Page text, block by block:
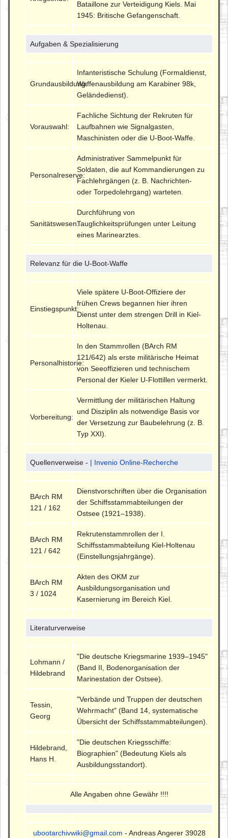
Bataillone zur Verteidigung Kiels. Mai
1945: Britische Gefangenschaft.
Aufgaben & Spezialisierung
Grundausbildung:
Infanteristische Schulung (Formaldienst,
Waffenausbildung am Karabiner 98k,
Geländedienst).
Vorauswahl:
Fachliche Sichtung der Rekruten für
Laufbahnen wie Signalgasten,
Maschinisten oder die U-Boot-Waffe.
Personalreserve:
Administrativer Sammelpunkt für
Soldaten, die auf Kommandierungen zu
Fachlehrgängen (z. B. Nachrichten-
oder Torpedolehrgang) warteten.
Sanitätswesen:
Durchführung von
Tauglichkeitsprüfungen unter Leitung
eines Marinearztes.
Relevanz für die U-Boot-Waffe
Einstiegspunkt:
Viele spätere U-Boot-Offiziere der
frühen Crews begannen hier ihren
Dienst unter dem strengen Drill in Kiel-
Holtenau.
Personalhistorie:
In den Stammrollen (BArch RM
121/642) als erste militärische Heimat
von Seeoffizieren und technischem
Personal der Kieler U-Flottillen vermerkt.
Vorbereitung:
Vermittlung der militärischen Haltung
und Disziplin als notwendige Basis vor
der Versetzung zur Baubelehrung (z. B.
Typ XXI).
Quellenverweise - | Invenio Online-Recherche
BArch RM
121 / 162
Dienstvorschriften über die Organisation
der Schiffsstammabteilungen der
Ostsee (1921–1938).
BArch RM
121 / 642
Rekrutenstammrollen der I.
Schiffsstammabteilung Kiel-Holtenau
(Einstellungsjahrgänge).
BArch RM
3 / 1024
Akten des OKM zur
Ausbildungsorganisation und
Kasernierung im Bereich Kiel.
Literaturverweise
Lohmann /
Hildebrand
"Die deutsche Kriegsmarine 1939–1945"
(Band II, Bodenorganisation der
Marinestation der Ostsee).
Tessin,
Georg
"Verbände und Truppen der deutschen
Wehrmacht" (Band 14, systematische
Übersicht der Schiffsstammabteilungen).
Hildebrand,
Hans H.
"Die deutschen Kriegsschiffe:
Biographien" (Bedeutung Kiels als
Ausbildungsstandort).
Alle Angaben ohne Gewähr !!!!
ubootarchivwiki@gmail.com - Andreas Angerer 39028